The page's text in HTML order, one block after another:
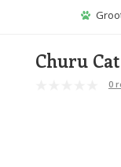
Churu
0